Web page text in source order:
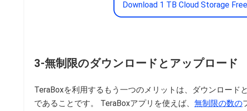
Download 1 TB Cloud Storage Free
3-無制限のダウンロードとアップロード
TeraBoxを利用するもう一つのメリットは、ダウンロード
であることです。 TeraBoxアプリを使えば、 無制限の数の